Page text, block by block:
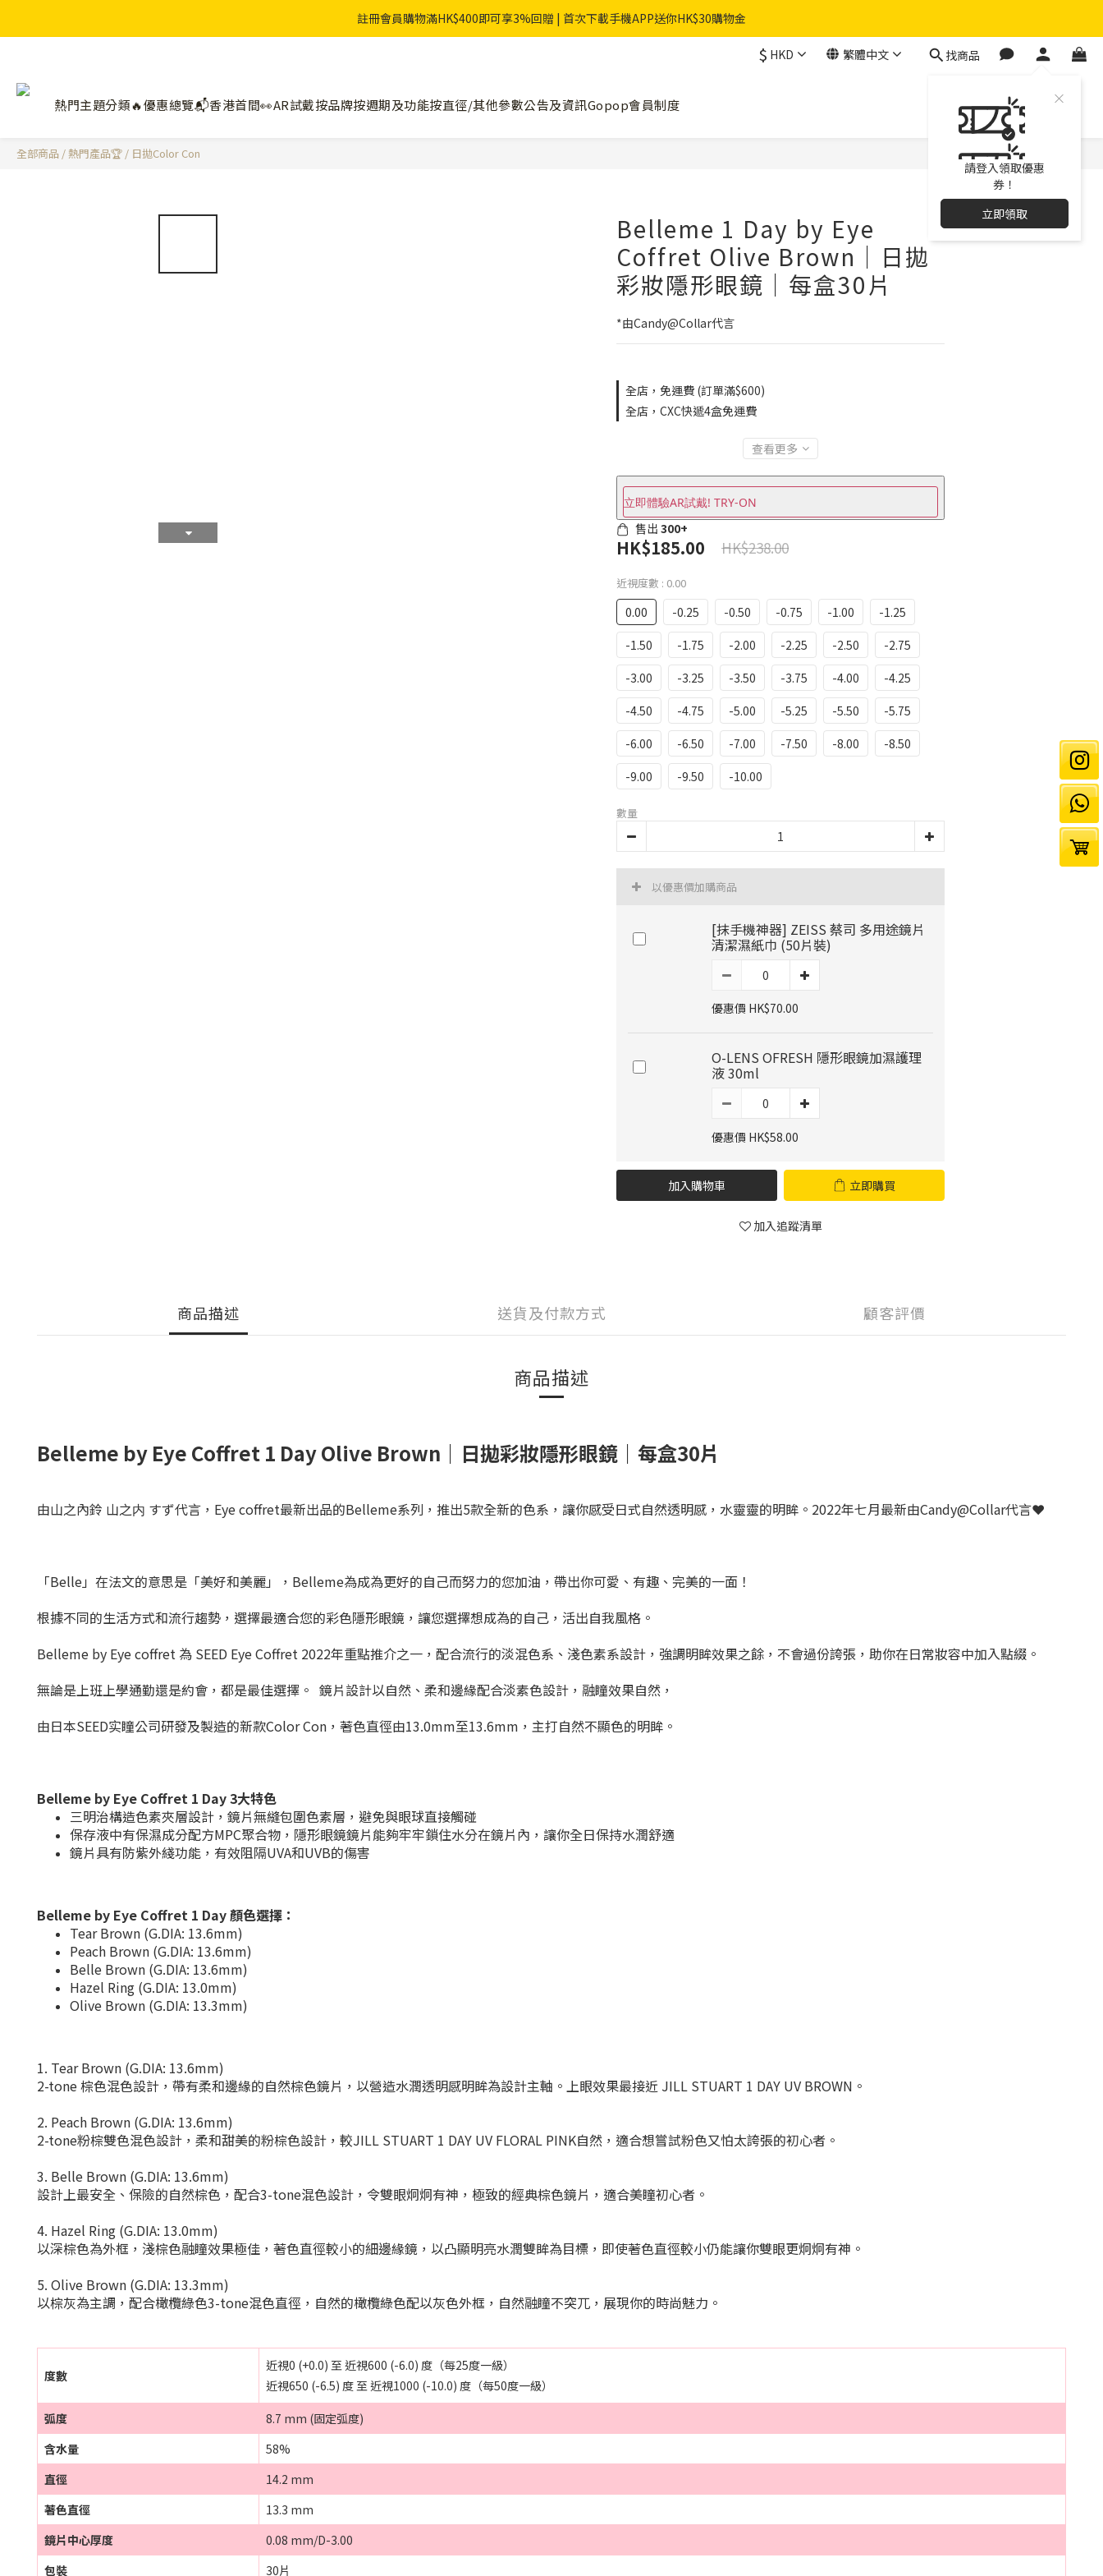
註冊會員購物滿HK$400即可享3%回贈 | 首次下載手機APP送你HK$30購物金
$ HKD 繁體中文 找商品
請登入領取優惠
券！
立即領取
熱門主題分類🔥優惠總覽📬香港首間👀AR試戴按品牌按週期及功能按直徑/其他參數公告及資訊Gopop會員制度
全部商品 /熱門產品🏆 / 日拋Color Con
Belleme 1 Day by Eye
Coffret Olive Brown｜日拋
彩妝隱形眼鏡｜每盒30片
*由Candy@Collar代言
全店，免運費 (訂單滿$600)
全店，CXC快遞4盒免運費
查看更多
立即體驗AR試戴! TRY-ON
售出 300+
HK$185.00 HK$238.00
近視度數 : 0.00
0.00 -0.25 -0.50 -0.75 -1.00
-1.25
-1.50
-1.75 -2.00 -2.25 -2.50
-2.75
-3.00
-3.25 -3.50 -3.75 -4.00
-4.25
-4.50
-4.75 -5.00 -5.25 -5.50
-5.75
-6.00
-6.50 -7.00 -7.50 -8.00
-8.50
-9.00
-9.50 -10.00
數量
以優惠價加購商品
[抹手機神器] ZEISS 蔡司 多用途鏡片
清潔濕紙巾 (50片裝)
優惠價 HK$70.00
O-LENS OFRESH 隱形眼鏡加濕護理
液 30ml
優惠價 HK$58.00
加入購物車 立即購買
加入追蹤清單
商品描述 送貨及付款方式 顧客評價
商品描述
Belleme by Eye Coffret 1 Day Olive Brown｜日拋彩妝隱形眼鏡｜每盒30片
由山之內鈴 山之内 すず代言，Eye coffret最新出品的Belleme系列，推出5款全新的色系，讓你感受日式自然透明感，水靈靈的明眸。2022年七月最新由Candy@Collar代言❤️
「Belle」在法文的意思是「美好和美麗」，Belleme為成為更好的自己而努力的您加油，帶出你可愛、有趣、完美的一面！
根據不同的生活方式和流行趨勢，選擇最適合您的彩色隱形眼鏡，讓您選擇想成為的自己，活出自我風格。
Belleme by Eye coffret 為 SEED Eye Coffret 2022年重點推介之一，配合流行的淡混色系、淺色素系設計，強調明眸效果之餘，不會過份誇張，助你在日常妝容中加入點綴。
無論是上班上學通勤還是約會，都是最佳選擇。 鏡片設計以自然、柔和邊緣配合淡素色設計，融瞳效果自然，
由日本SEED实瞳公司研發及製造的新款Color Con，著色直徑由13.0mm至13.6mm，主打自然不顯色的明眸。
Belleme by Eye Coffret 1 Day 3大特色
三明治構造色素夾層設計，鏡片無縫包圍色素層，避免與眼球直接觸碰
保存液中有保濕成分配方MPC聚合物，隱形眼鏡鏡片能夠牢牢鎖住水分在鏡片內，讓你全日保持水潤舒適
鏡片具有防紫外綫功能，有效阻隔UVA和UVB的傷害
Belleme by Eye Coffret 1 Day 顏色選擇：
Tear Brown (G.DIA: 13.6mm)
Peach Brown (G.DIA: 13.6mm)
Belle Brown (G.DIA: 13.6mm)
Hazel Ring (G.DIA: 13.0mm)
Olive Brown (G.DIA: 13.3mm)
1. Tear Brown (G.DIA: 13.6mm)
2-tone 棕色混色設計，帶有柔和邊緣的自然棕色鏡片，以營造水潤透明感明眸為設計主軸。上眼效果最接近 JILL STUART 1 DAY UV BROWN。
2. Peach Brown (G.DIA: 13.6mm)
2-tone粉棕雙色混色設計，柔和甜美的粉棕色設計，較JILL STUART 1 DAY UV FLORAL PINK自然，適合想嘗試粉色又怕太誇張的初心者。
3. Belle Brown (G.DIA: 13.6mm)
設計上最安全、保險的自然棕色，配合3-tone混色設計，令雙眼炯炯有神，極致的經典棕色鏡片，適合美瞳初心者。
4. Hazel Ring (G.DIA: 13.0mm)
以深棕色為外框，淺棕色融瞳效果極佳，著色直徑較小的細邊緣鏡，以凸顯明亮水潤雙眸為目標，即使著色直徑較小仍能讓你雙眼更炯炯有神。
5. Olive Brown (G.DIA: 13.3mm)
以棕灰為主調，配合橄欖綠色3-tone混色直徑，自然的橄欖綠色配以灰色外框，自然融瞳不突兀，展現你的時尚魅力。
度數
近視0 (+0.0) 至 近視600 (-6.0) 度（每25度一級）
近視650 (-6.5) 度 至 近視1000 (-10.0) 度（每50度一級）
弧度
8.7 mm (固定弧度)
含水量
58%
直徑
14.2 mm
著色直徑
13.3 mm
鏡片中心厚度
0.08 mm/D-3.00
包裝
30片
立即購買